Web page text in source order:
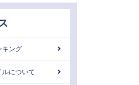
キング
について